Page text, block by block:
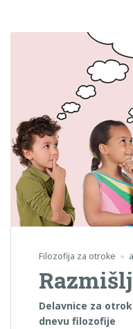
Filozofija za otroke
Delavnice za
dnevu filozofije